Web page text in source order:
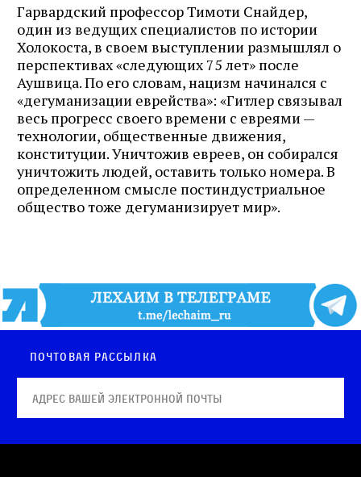
Гарвардский профессор Тимоти Снайдер,
один из ведущих специалистов по истории
Холокоста, в своем выступлении размышлял о
перспективах «следующих 75 лет» после
Аушвица. По его словам, нацизм начинался с
«дегуманизации еврейства»: «Гитлер связывал
весь прогресс своего времени с евреями —
технологии, общественные движения,
конституции. Уничтожив евреев, он собирался
уничтожить людей, оставить только номера. В
определенном смысле постиндустриальное
общество тоже дегуманизирует мир».
Почтовая рассылка